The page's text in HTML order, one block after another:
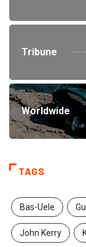
Tribune
Worldwide
TAGS
Bas-Uele
John Kerry